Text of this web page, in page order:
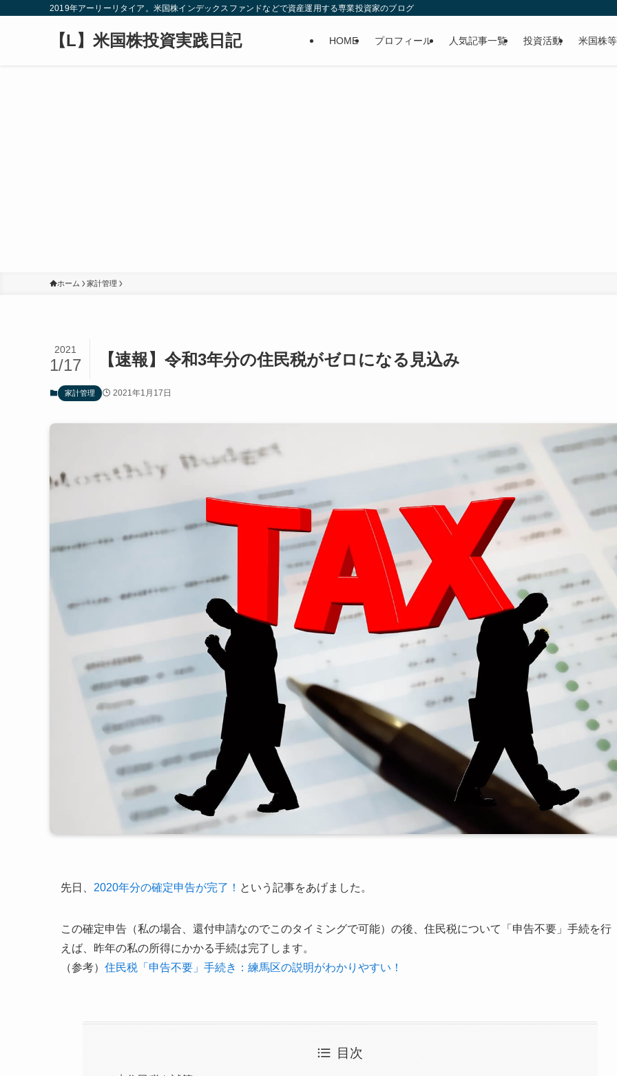
2019年アーリーリタイア。米国株インデックスファンドなどで資産運用する専業投資家のブログ
【L】米国株投資実践日記 HOME プロフィール 人気記事一覧 投資活動 米国株
ホーム 家計管理
【速報】令和3年分の住民税がゼロになる見込み
2021
1/17
家計管理 2021年1月17日
先日、 2020年分の確定申告が完了！ という記事をあげました。
この確定申告（私の場合、還付申請なのでこのタイミングで可能）の後、住民税について「申告不要」手続を行
えば、昨年の私の所得にかかる手続は完了します。
（参考） 住民税「申告不要」手続き：練馬区の説明がわかりやすい！
目次